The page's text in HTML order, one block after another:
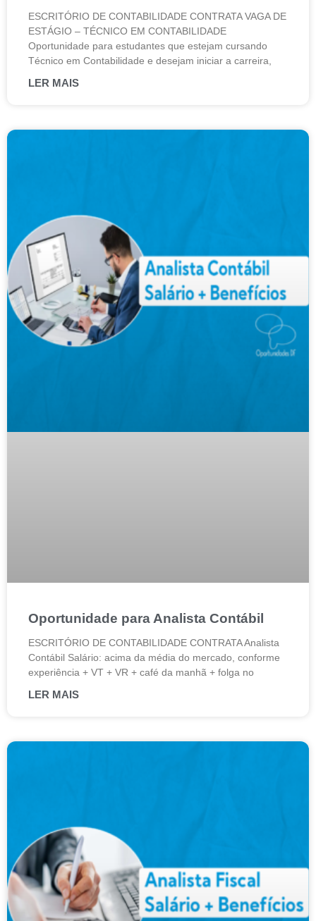
ESCRITÓRIO DE CONTABILIDADE CONTRATA VAGA DE
ESTÁGIO – TÉCNICO EM CONTABILIDADE
Oportunidade para estudantes que estejam cursando
Técnico em Contabilidade e desejam iniciar a carreira,
LER MAIS
Oportunidade para Analista Contábil
ESCRITÓRIO DE CONTABILIDADE CONTRATA Analista
Contábil Salário: acima da média do mercado, conforme
experiência + VT + VR + café da manhã + folga no
LER MAIS